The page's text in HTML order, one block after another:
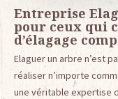
Entreprise
pour ceux qui
d’élagage
Elaguer un arbre n’est
réaliser n’importe
une véritable expertise